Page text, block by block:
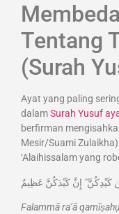
Tentang
(Surah
Ayat yang paling
dalamSurah Yusuf
berfirman
Mesir/Suami
‘Alaihissalam yang
كَيْدِكُنَّ ۖ إِنَّ كَيْدَكُنَّ عَظِيمٌ
Falammā ra’ā